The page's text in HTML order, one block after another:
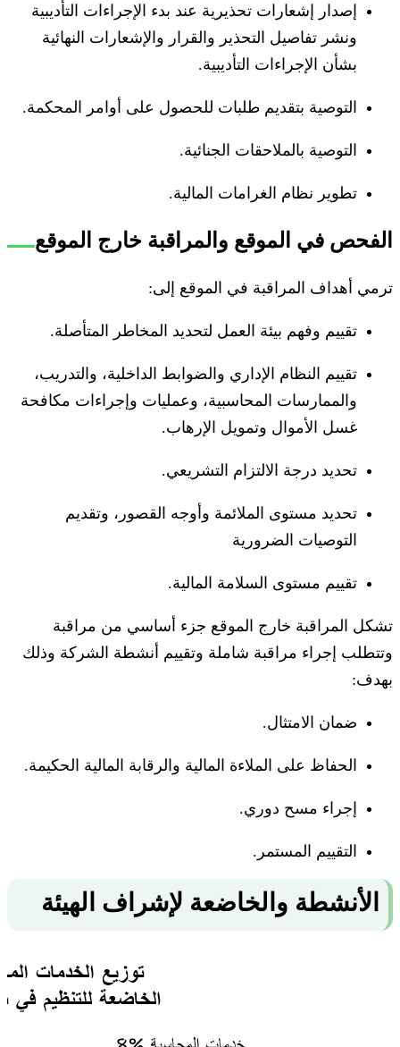
إصدار إشعارات تحذيرية عند بدء الإجراءات التأديبية
ونشر تفاصيل التحذير والقرار والإشعارات النهائية
بشأن الإجراءات التأديبية.
التوصية بتقديم طلبات للحصول على أوامر المحكمة.
التوصية بالملاحقات الجنائية.
تطوير نظام الغرامات المالية.
الفحص في الموقع والمراقبة خارج الموقع
ترمي أهداف المراقبة في الموقع إلى:
تقييم وفهم بيئة العمل لتحديد المخاطر المتأصلة.
تقييم النظام الإداري والضوابط الداخلية، والتدريب،
والممارسات المحاسبية، وعمليات وإجراءات مكافحة
غسل الأموال وتمويل الإرهاب.
تحديد درجة الالتزام التشريعي.
تحديد مستوى الملائمة وأوجه القصور، وتقديم
التوصيات الضرورية
تقييم مستوى السلامة المالية.
تشكل المراقبة خارج الموقع جزء أساسي من مراقبة
وتتطلب إجراء مراقبة شاملة وتقييم أنشطة الشركة وذلك
بهدف:
ضمان الامتثال.
الحفاظ على الملاءة المالية والرقابة المالية الحكيمة.
إجراء مسح دوري.
التقييم المستمر.
الأنشطة والخاضعة لإشراف الهيئة